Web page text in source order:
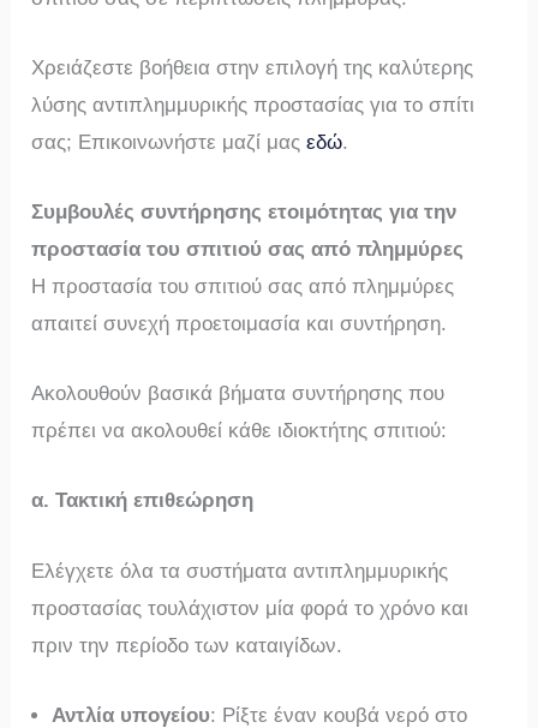
Χρειάζεστε βοήθεια στην επιλογή της καλύτερης
λύσης αντιπλημμυρικής προστασίας για το σπίτι
σας; Επικοινωνήστε μαζί μαςεδώ.
Συμβουλές συντήρησης ετοιμότητας για την
προστασία του σπιτιού σας από πλημμύρες
Η προστασία του σπιτιού σας από πλημμύρες
απαιτεί συνεχή προετοιμασία και συντήρηση.
Ακολουθούν βασικά βήματα συντήρησης που
πρέπει να ακολουθεί κάθε ιδιοκτήτης σπιτιού:
α. Τακτική επιθεώρηση
Ελέγχετε όλα τα συστήματα αντιπλημμυρικής
προστασίας τουλάχιστον μία φορά το χρόνο και
πριν την περίοδο των καταιγίδων.
Αντλία υπογείου: Ρίξτε έναν κουβά νερό στο